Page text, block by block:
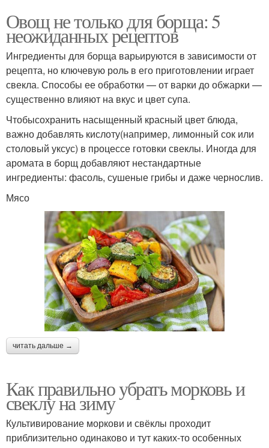
Овощ не только для борща: 5
неожиданных рецептов
Ингредиенты для борща варьируются в зависимости от
рецепта, но ключевую роль в его приготовлении играет
свекла. Способы ее обработки — от варки до обжарки —
существенно влияют на вкус и цвет супа.
Чтобысохранить насыщенный красный цвет блюда,
важно добавлять кислоту(например, лимонный сок или
столовый уксус) в процессе готовки свеклы. Иногда для
аромата в борщ добавляют нестандартные
ингредиенты: фасоль, сушеные грибы и даже чернослив.
Мясо
читать дальше →
Как правильно убрать морковь и
свеклу на зиму
Культивирование моркови и свёклы проходит
приблизительно одинаково и тут каких-то особенных